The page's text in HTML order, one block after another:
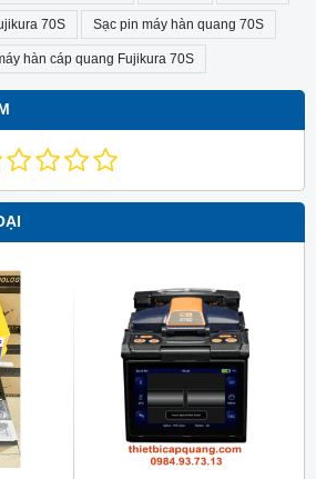
70S Sạc pin máy hàn quang 70S
hàn cáp quang Fujikura 70S